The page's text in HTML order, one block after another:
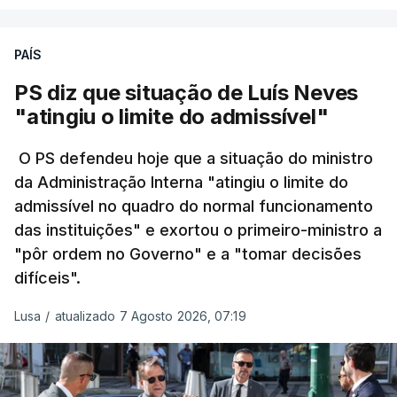
candidatura da 1.ª fase do concurso nacional de
feira, e criou uma época especial de exames, que
irá decorrer entre 03 e 08 de setembro.
c/Lusa
ARTIGOS RELACIONADOS
Prazo para as candidaturas
ao ensino superior termina
esta quinta-feira
de 550 óbitos em excesso, um aumento de quase
30% em relação ao esperado.
PAÍS
PS diz que situação de Luís Neves
"atingiu o limite do admissível"
O PS defendeu hoje que a situação do ministro
da Administração Interna "atingiu o limite do
admissível no quadro do normal funcionamento
das instituições" e exortou o primeiro-ministro a
"pôr ordem no Governo" e a "tomar decisões
difíceis".
Lusa / atualizado 7 Agosto 2026, 07:19